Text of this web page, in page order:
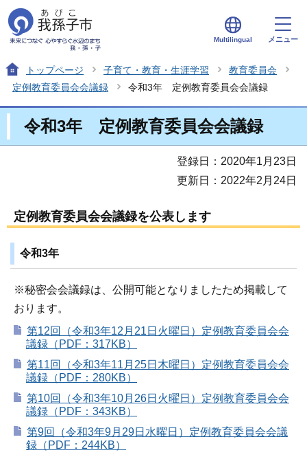
Multilingual メニュー
トップページ 子育て・教育・生涯学習
教育委員会
定例教育委員会会議録
令和3年 定例教育委員会会議録
令和3年 定例教育委員会会議録
登録日：2020年1月23日
更新日：2022年2月24日
定例教育委員会会議録を公表します
令和3年
※秘密会会議録は、公開可能となりましたため掲載して
おります。
第12回（令和3年12月21日火曜日）定例教育委員会会
議録（PDF：317KB）
第11回（令和3年11月25日木曜日）定例教育委員会会
議録（PDF：280KB）
第10回（令和3年10月26日火曜日）定例教育委員会会
議録（PDF：343KB）
第9回（令和3年9月29日水曜日）定例教育委員会会議
録（PDF：244KB）